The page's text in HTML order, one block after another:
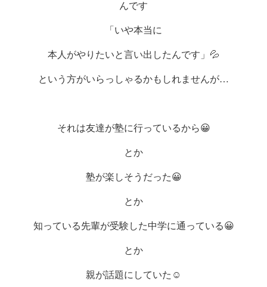
んです
「いや本当に
本人がやりたいと言い出したんです」💦
という方がいらっしゃるかもしれませんが…
それは友達が塾に行っているから😀
とか
塾が楽しそうだった😀
とか
知っている先輩が受験した中学に通っている😀
とか
親が話題にしていた ☺